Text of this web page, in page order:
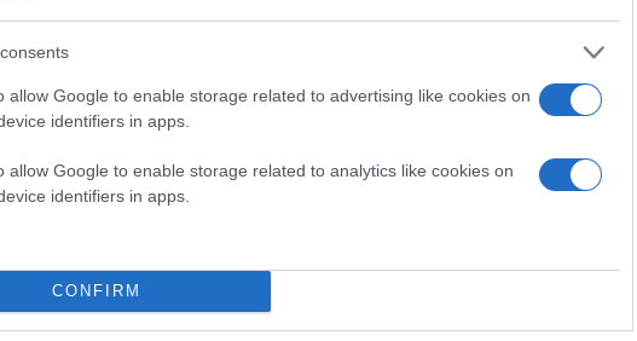
allow Google to enable storage related to advertising like cookies on
identifiers in apps.
allow Google to enable storage related to analytics like cookies on
identifiers in apps.
CONFIRM